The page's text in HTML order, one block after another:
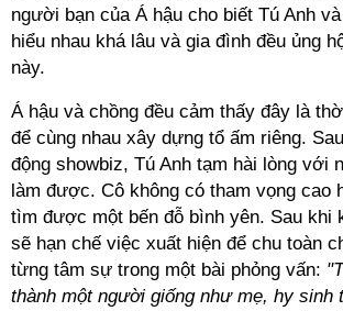
người bạn của Á hậu cho biết Tú Anh
hiểu nhau khá lâu và gia đình đều ủng
này.
Á hậu và chồng đều cảm thấy đây là
để cùng nhau xây dựng tổ ấm riêng.
động showbiz, Tú Anh tạm hài lòng với
làm được. Cô không có tham vọng cao
tìm được một bến đỗ bình yên. Sau khi
sẽ hạn chế việc xuất hiện để chu toàn
từng tâm sự trong một bài phỏng vấn:
thành một người giống như mẹ, hy sinh